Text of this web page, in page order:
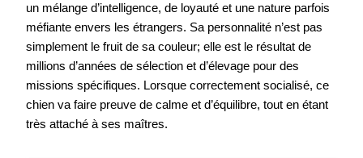
un mélange d’intelligence, de loyauté et une nature parfois
méfiante envers les étrangers. Sa personnalité n’est pas
simplement le fruit de sa couleur; elle est le résultat de
millions d’années de sélection et d’élevage pour des
missions spécifiques. Lorsque correctement socialisé, ce
chien va faire preuve de calme et d’équilibre, tout en étant
très attaché à ses maîtres.